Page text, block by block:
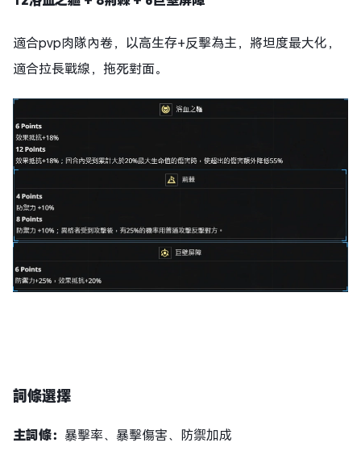
適合pvp肉隊內卷，以高生存+反擊為主，將坦度最大化，
適合拉長戰線，拖死對面。
詞條選擇
主詞條： 暴擊率、暴擊傷害、防禦加成